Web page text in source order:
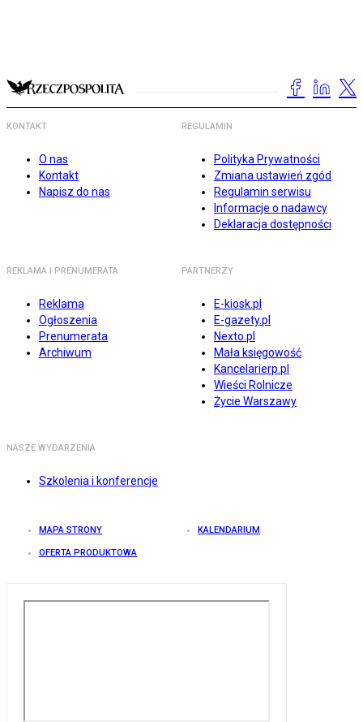
KONTAKT
O nas
Kontakt
Napisz do nas
REGULAMIN
Polityka Prywatności
Zmiana ustawień zgód
Regulamin serwisu
Informacje o nadawcy
Deklaracja dostępności
REKLAMA I PRENUMERATA
Reklama
Ogłoszenia
Prenumerata
Archiwum
PARTNERZY
E-kiosk.pl
E-gazety.pl
Nexto.pl
Mała księgowość
Kancelarierp.pl
Wieści Rolnicze
Życie Warszawy
NASZE WYDARZENIA
Szkolenia i konferencje
MAPA STRONY KALENDARIUM
OFERTA PRODUKTOWA